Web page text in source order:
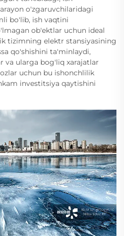
o'zgaruvchilaridagi
bo'lib, ish vaqtini
ob'ektlar uchun ideal
tizimning elektr stansiyasining
qo'shishini ta'minlaydi,
va ularga bog'liq xarajatlar
uchun bu ishonchlilik
investitsiya qaytishini